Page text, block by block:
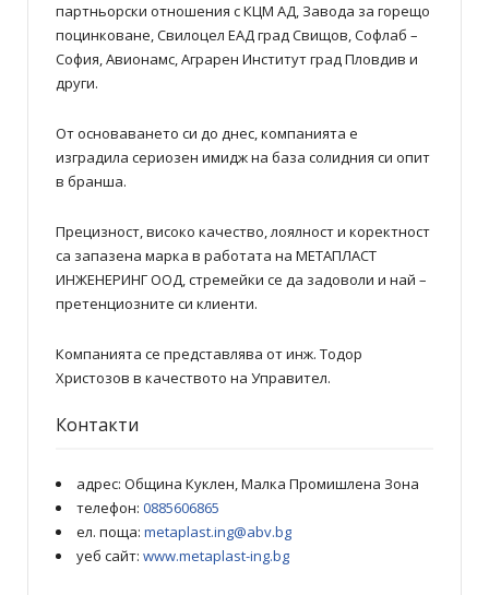
партньорски отношения с КЦМ АД, Завода за горещо
поцинковане, Свилоцел ЕАД град Свищов, Софлаб –
София, Авионамс, Аграрен Институт град Пловдив и
други.
От основаването си до днес, компанията е
изградила сериозен имидж на база солидния си опит
в бранша.
Прецизност, високо качество, лоялност и коректност
са запазена марка в работата на МЕТАПЛАСТ
ИНЖЕНЕРИНГ ООД, стремейки се да задоволи и най –
претенциозните си клиенти.
Компанията се представлява от инж. Тодор
Христозов в качеството на Управител.
Контакти
адрес: Община Куклен, Малка Промишлена Зона
телефон: 0885606865
ел. поща: metaplast.ing@abv.bg
уеб сайт: www.metaplast-ing.bg